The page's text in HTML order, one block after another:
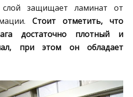
защищает ламинат от
Стоит отметить, что
достаточно плотный и
при этом он обладает